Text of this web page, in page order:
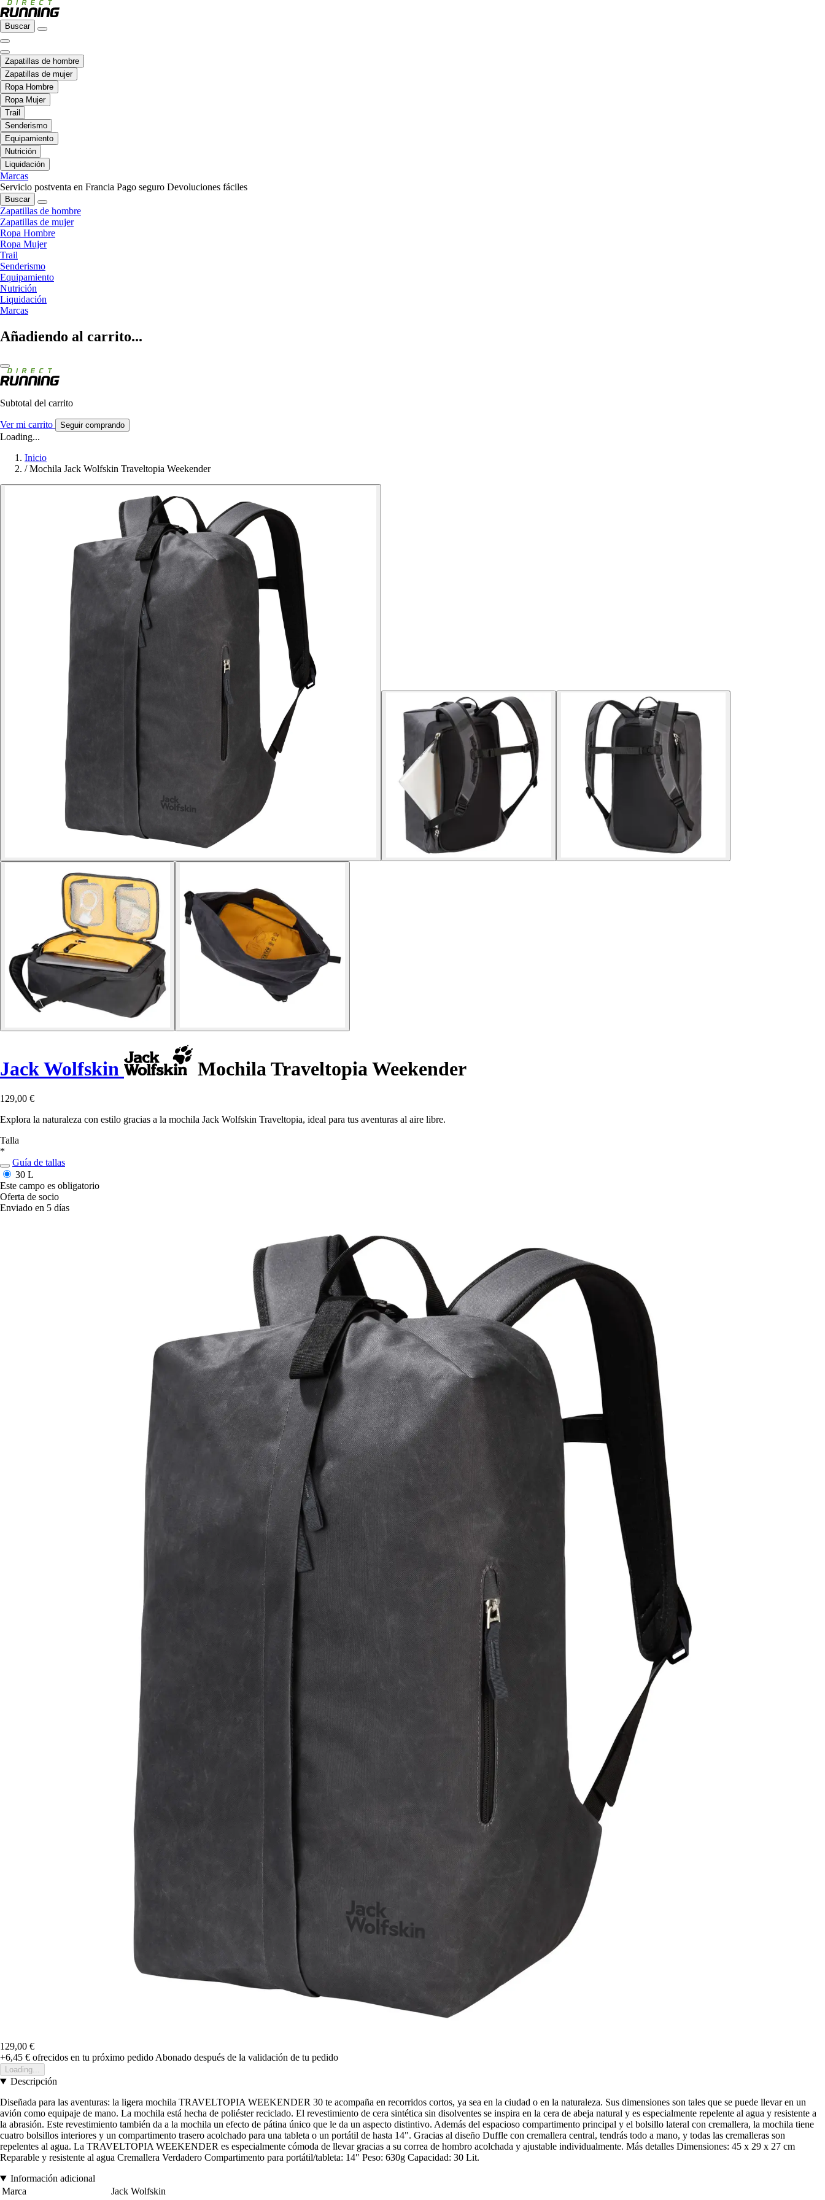
Buscar
Zapatillas de hombre
Zapatillas de mujer
Ropa Hombre
Ropa Mujer
Trail
Senderismo
Equipamiento
Nutrición
Liquidación
Marcas
Servicio postventa en Francia Pago seguro Devoluciones fáciles
Buscar
Zapatillas de hombre
Zapatillas de mujer
Ropa Hombre
Ropa Mujer
Trail
Senderismo
Equipamiento
Nutrición
Liquidación
Marcas
Añadiendo al carrito...
Subtotal del carrito
Ver mi carrito Seguir comprando
Loading...
Inicio
/ Mochila Jack Wolfskin Traveltopia Weekender
Jack Wolfskin Mochila Traveltopia Weekender
129,00 €
Explora la naturaleza con estilo gracias a la mochila Jack Wolfskin Traveltopia, ideal para tus aventuras al aire libre.
Talla
*
Guía de tallas
30 L
Este campo es obligatorio
Oferta de socio
Enviado en 5 días
129,00 €
+6,45 € ofrecidos en tu próximo pedido Abonado después de la validación de tu pedido
Loading...
Descripción
Diseñada para las aventuras: la ligera mochila TRAVELTOPIA WEEKENDER 30 te acompaña en recorridos cortos, ya sea en la ciudad o en la naturaleza. Sus dimensiones son tales que se puede llevar en un
avión como equipaje de mano. La mochila está hecha de poliéster reciclado. El revestimiento de cera sintética sin disolventes se inspira en la cera de abeja natural y es especialmente repelente al agua y resistente a
la abrasión. Este revestimiento también da a la mochila un efecto de pátina único que le da un aspecto distintivo. Además del espacioso compartimento principal y el bolsillo lateral con cremallera, la mochila tiene
cuatro bolsillos interiores y un compartimento trasero acolchado para una tableta o un portátil de hasta 14". Gracias al diseño Duffle con cremallera central, tendrás todo a mano, y todas las cremalleras son
repelentes al agua. La TRAVELTOPIA WEEKENDER es especialmente cómoda de llevar gracias a su correa de hombro acolchada y ajustable individualmente. Más detalles Dimensiones: 45 x 29 x 27 cm
Reparable y resistente al agua Cremallera Verdadero Compartimento para portátil/tableta: 14″ Peso: 630g Capacidad: 30 Lit.
Información adicional
Marca
Jack Wolfskin